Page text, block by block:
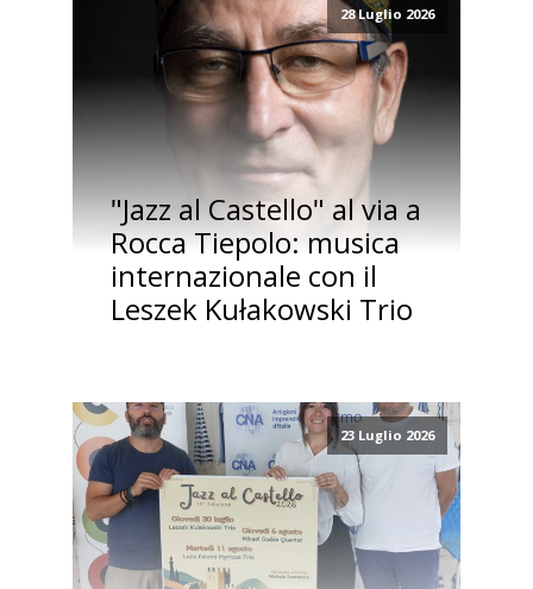
28 Luglio 2026
"Jazz al Castello" al via a
Rocca Tiepolo: musica
internazionale con il
Leszek Kułakowski Trio
23 Luglio 2026